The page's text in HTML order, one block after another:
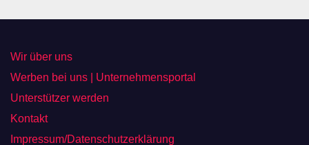
Wir über uns
Werben bei uns | Unternehmensportal
Unterstützer werden
Kontakt
Impressum/Datenschutzerklärung